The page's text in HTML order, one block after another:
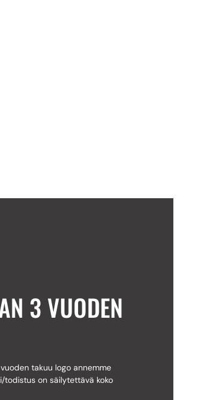
3 VUODEN
takuu logo annemme
todistus on säilytettävä koko